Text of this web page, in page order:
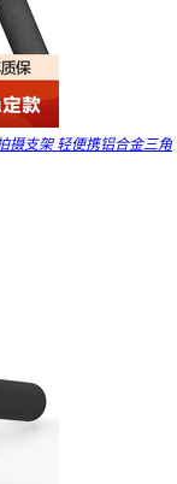
摄支架 轻便携铝合金三角